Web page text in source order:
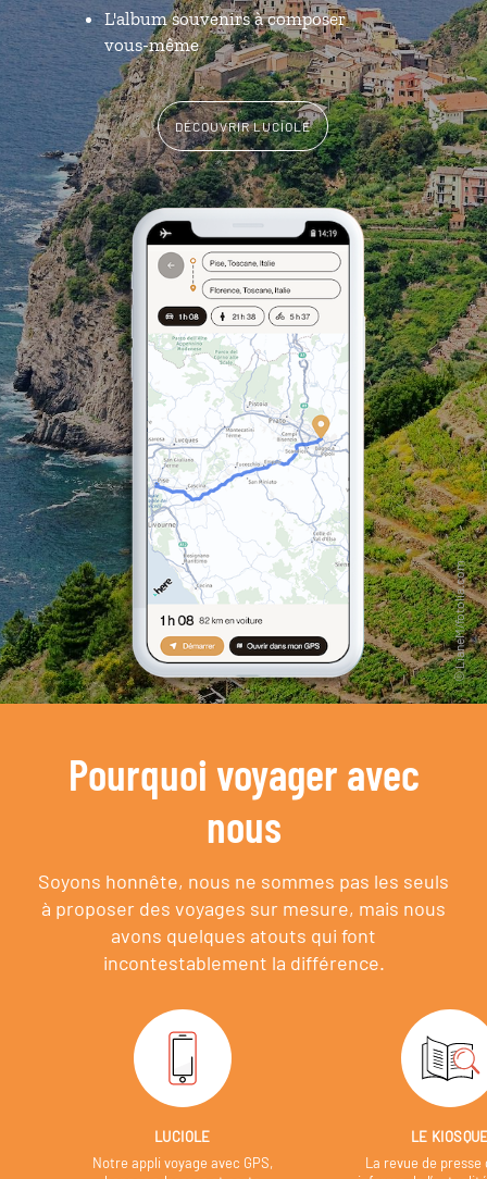
L'album souvenirs à composer
vous-même
DÉCOUVRIR LUCIOLE
Pourquoi voyager avec
nous
Soyons honnête, nous ne sommes pas les seuls
à proposer des voyages sur mesure, mais nous
avons quelques atouts qui font
incontestablement la différence.
LUCIOLE
Notre appli voyage avec GPS,
LE
La revue de presse